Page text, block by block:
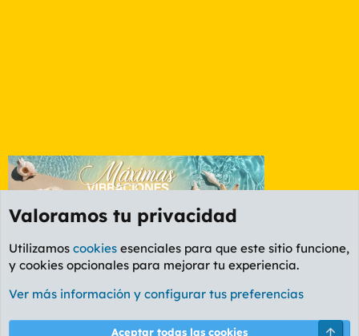
Etiquetas
Cookies
PL OLDSTYLE AMARILLO
Valoramos tu privacidad
Utilizamos cookies esenciales para que este sitio funcione,
y cookies opcionales para mejorar tu experiencia.
Ver más información y configurar tus preferencias
Aceptar todas las cookies